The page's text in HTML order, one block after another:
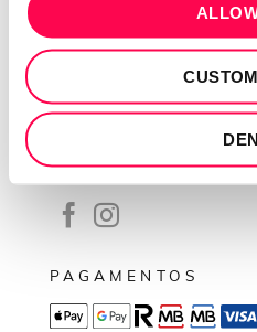
Política de privacidade
Termos e condições
Resolução de conflitos
Livro de reclamações
SEGUE-NOS
PAGAMENTOS